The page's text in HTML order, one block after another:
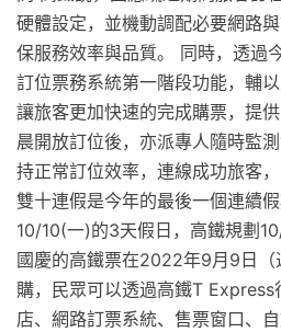
硬體設定，並機動調配必要網路
保服務效率與品質。 同時，透過
訂位票務系統第一階段功能，輔
讓旅客更加快速的完成購票，提
晨開放訂位後，亦派專人隨時監
持正常訂位效率，連線成功旅客
雙十連假是今年的最後一個連續
10/10(一)的3天假日，高鐵規劃
國慶的高鐵票在2022年9月9日
購，民眾可以透過高鐵T
店、網路訂票系統、售票窗口、